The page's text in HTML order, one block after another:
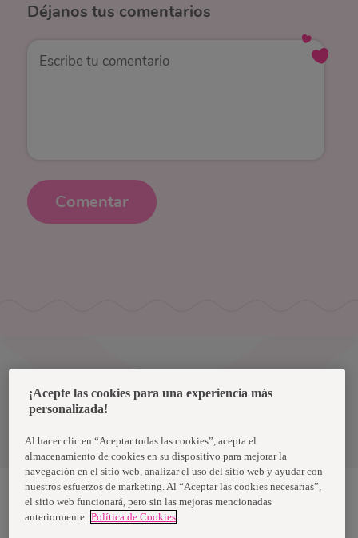
Déjanos tus comentarios
Comentar
Términos y condiciones
Nosotras, una marca de Essity - una compañía global líder en
¡Acepte las cookies para una experiencia más
personalizada!
Al hacer clic en “Aceptar todas las cookies”, acepta el
almacenamiento de cookies en su dispositivo para mejorar la
navegación en el sitio web, analizar el uso del sitio web y ayudar con
nuestros esfuerzos de marketing. Al “Aceptar las cookies necesarias”,
el sitio web funcionará, pero sin las mejoras mencionadas
anteriormente. Política de Cookies